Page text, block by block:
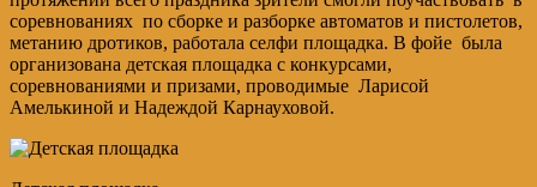
соревнованиях по сборке и разборке автоматов и пистолетов,
метанию дротиков, работала селфи площадка. В фойе была
организована детская площадка с конкурсами,
соревнованиями и призами, проводимые Ларисой
Амелькиной и Надеждой Карнауховой.